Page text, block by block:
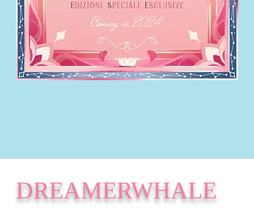
DREAMERWHALE